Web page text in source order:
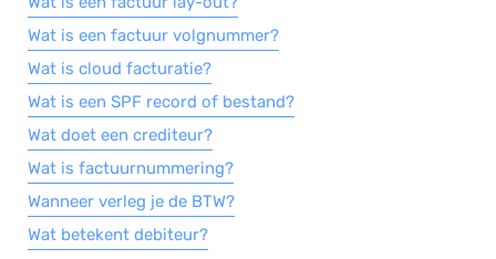
Wat is een factuur volgnummer?
Wat is cloud facturatie?
Wat is een SPF record of bestand?
Wat doet een crediteur?
Wat is factuurnummering?
Wanneer verleg je de BTW?
Wat betekent debiteur?